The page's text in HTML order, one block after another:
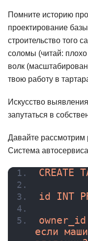
Помните историю
проектирование
строительство того
соломы (читай:
волк
твою работу в
Искусство
запутаться в
Давайте рассмотрим
Система
CREATE
id INT
если